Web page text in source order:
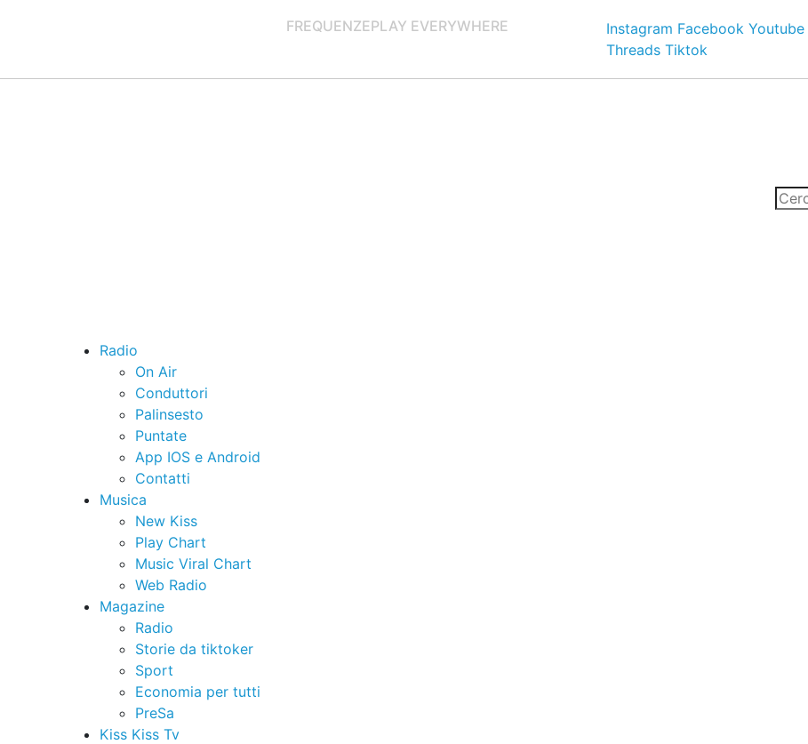
FREQUENZEPLAY EVERYWHERE Instagram Facebook Youtube
Threads Tiktok
Radio
On Air
Conduttori
Palinsesto
Puntate
App IOS e Android
Contatti
Musica
New Kiss
Play Chart
Music Viral Chart
Web Radio
Magazine
Radio
Storie da tiktoker
Sport
Economia per tutti
PreSa
Kiss Kiss Tv